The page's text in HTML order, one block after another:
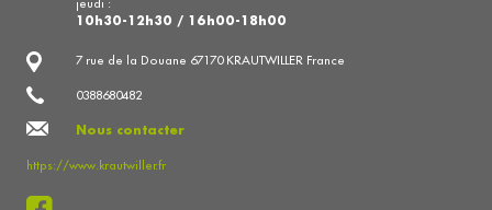
7 rue de la Douane 67170 KRAUTWILLER France
0388680482
Nous contacter
https://www.krautwiller.fr
jeudi :
10h30-12h30 / 16h00-18h00